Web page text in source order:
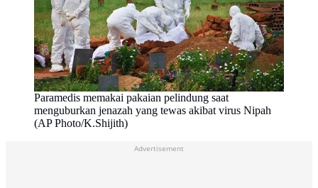
Paramedis memakai pakaian pelindung saat
menguburkan jenazah yang tewas akibat virus Nipah
(AP Photo/K.Shijith)
Advertisement